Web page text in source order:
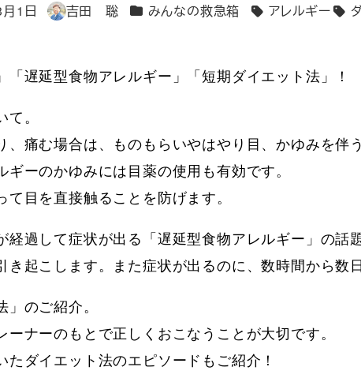
1日
著
吉田 聡 カテゴリー
みんなの救急箱
タグ
アレルギー
遅延型食物アレルギー」「短期ダイエット法」！
。
、痛む場合は、ものもらいやはやり目、かゆみを伴
ギーのかゆみには目薬の使用も有効です。
目を直接触ることを防げます。
過して症状が出る「遅延型食物アレルギー」の話題
き起こします。また症状が出るのに、数時間から数
のご紹介。
ナーのもとで正しくおこなうことが大切です。
ダイエット法のエピソードもご紹介！